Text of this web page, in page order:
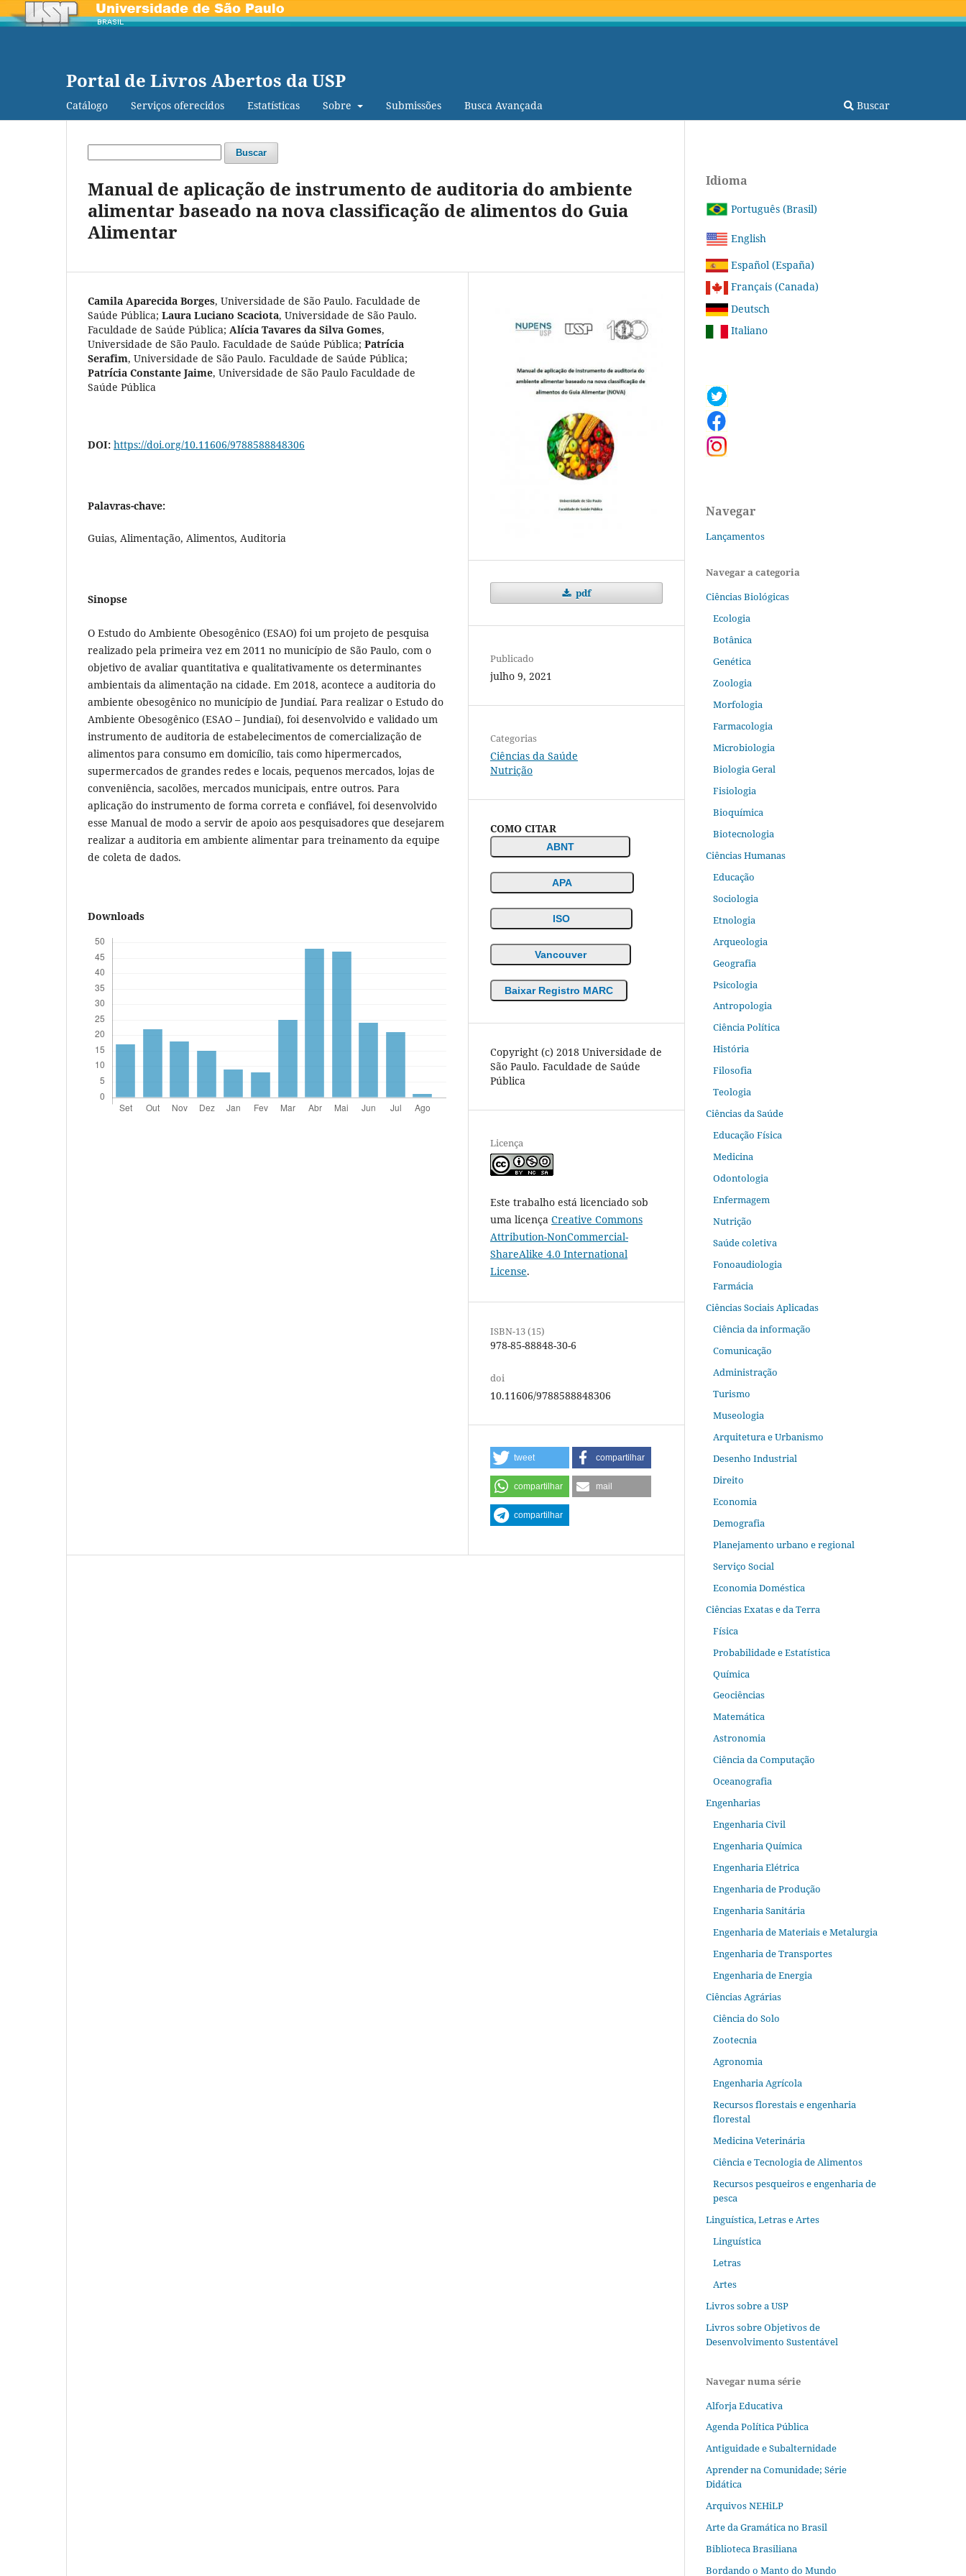
Portal de Livros Abertos da USP
Catálogo Serviços oferecidos Estatísticas Sobre Submissões Busca Avançada Buscar
Buscar
Manual de aplicação de instrumento de auditoria do ambiente
alimentar baseado na nova classificação de alimentos do Guia
Alimentar
Camila Aparecida Borges, Universidade de São Paulo. Faculdade de
Saúde Pública; Laura Luciano Scaciota, Universidade de São Paulo.
Faculdade de Saúde Pública; Alícia Tavares da Silva Gomes,
Universidade de São Paulo. Faculdade de Saúde Pública; Patrícia
Serafim, Universidade de São Paulo. Faculdade de Saúde Pública;
Patrícia Constante Jaime, Universidade de São Paulo Faculdade de
Saúde Pública
DOI: https://doi.org/10.11606/9788588848306
Palavras-chave:
Guias, Alimentação, Alimentos, Auditoria
Sinopse
O Estudo do Ambiente Obesogênico (ESAO) foi um projeto de pesquisa
realizado pela primeira vez em 2011 no município de São Paulo, com o
objetivo de avaliar quantitativa e qualitativamente os determinantes
ambientais da alimentação na cidade. Em 2018, acontece a auditoria do
ambiente obesogênico no município de Jundiaí. Para realizar o Estudo do
Ambiente Obesogênico (ESAO – Jundiaí), foi desenvolvido e validado um
instrumento de auditoria de estabelecimentos de comercialização de
alimentos para consumo em domicílio, tais como hipermercados,
supermercados de grandes redes e locais, pequenos mercados, lojas de
conveniência, sacolões, mercados municipais, entre outros. Para
aplicação do instrumento de forma correta e confiável, foi desenvolvido
esse Manual de modo a servir de apoio aos pesquisadores que desejarem
realizar a auditoria em ambiente alimentar para treinamento da equipe
de coleta de dados.
Downloads
pdf
Publicado
julho 9, 2021
Categorias
Ciências da Saúde
Nutrição
COMO CITAR
ABNT
APA
ISO
Vancouver
Baixar Registro MARC
Copyright (c) 2018 Universidade de
São Paulo. Faculdade de Saúde
Pública
Licença
Este trabalho está licenciado sob
uma licença Creative Commons
Attribution-NonCommercial-
ShareAlike 4.0 International
License.
ISBN-13 (15)
978-85-88848-30-6
doi
10.11606/9788588848306
tweet compartilhar
compartilhar mail
compartilhar
Idioma
Português (Brasil)
English
Español (España)
Français (Canada)
Deutsch
Italiano
Navegar
Lançamentos
Navegar a categoria
Ciências Biológicas
Ecologia
Botânica
Genética
Zoologia
Morfologia
Farmacologia
Microbiologia
Biologia Geral
Fisiologia
Bioquímica
Biotecnologia
Ciências Humanas
Educação
Sociologia
Etnologia
Arqueologia
Geografia
Psicologia
Antropologia
Ciência Política
História
Filosofia
Teologia
Ciências da Saúde
Educação Física
Medicina
Odontologia
Enfermagem
Nutrição
Saúde coletiva
Fonoaudiologia
Farmácia
Ciências Sociais Aplicadas
Ciência da informação
Comunicação
Administração
Turismo
Museologia
Arquitetura e Urbanismo
Desenho Industrial
Direito
Economia
Demografia
Planejamento urbano e regional
Serviço Social
Economia Doméstica
Ciências Exatas e da Terra
Física
Probabilidade e Estatística
Química
Geociências
Matemática
Astronomia
Ciência da Computação
Oceanografia
Engenharias
Engenharia Civil
Engenharia Química
Engenharia Elétrica
Engenharia de Produção
Engenharia Sanitária
Engenharia de Materiais e Metalurgia
Engenharia de Transportes
Engenharia de Energia
Ciências Agrárias
Ciência do Solo
Zootecnia
Agronomia
Engenharia Agrícola
Recursos florestais e engenharia
florestal
Medicina Veterinária
Ciência e Tecnologia de Alimentos
Recursos pesqueiros e engenharia de
pesca
Linguística, Letras e Artes
Linguística
Letras
Artes
Livros sobre a USP
Livros sobre Objetivos de
Desenvolvimento Sustentável
Navegar numa série
Alforja Educativa
Agenda Política Pública
Antiguidade e Subalternidade
Aprender na Comunidade; Série
Didática
Arquivos NEHiLP
Arte da Gramática no Brasil
Biblioteca Brasiliana
Bordando o Manto do Mundo